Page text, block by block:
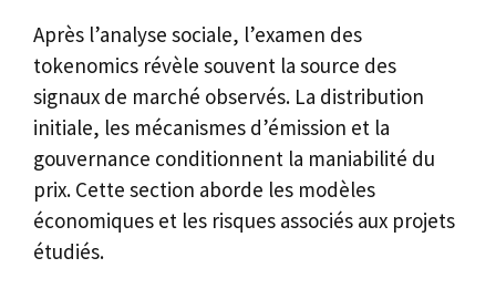
Après l’analyse sociale, l’examen des
tokenomics révèle souvent la source des
signaux de marché observés. La distribution
initiale, les mécanismes d’émission et la
gouvernance conditionnent la maniabilité du
prix. Cette section aborde les modèles
économiques et les risques associés aux projets
étudiés.